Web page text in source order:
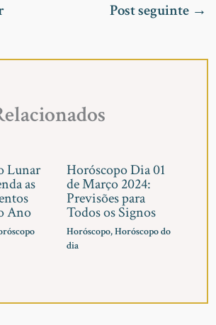
Post seguinte →
Lunar
as
Ano
Horóscopo Dia 01
de Março 2024:
Previsões para
Todos os Signos
Horóscopo,Horóscopo do
dia